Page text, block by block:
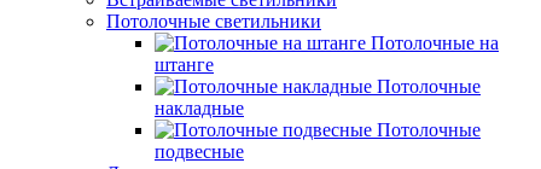
Потолочные светильники
Потолочные на
штанге
Потолочные
накладные
Потолочные
подвесные